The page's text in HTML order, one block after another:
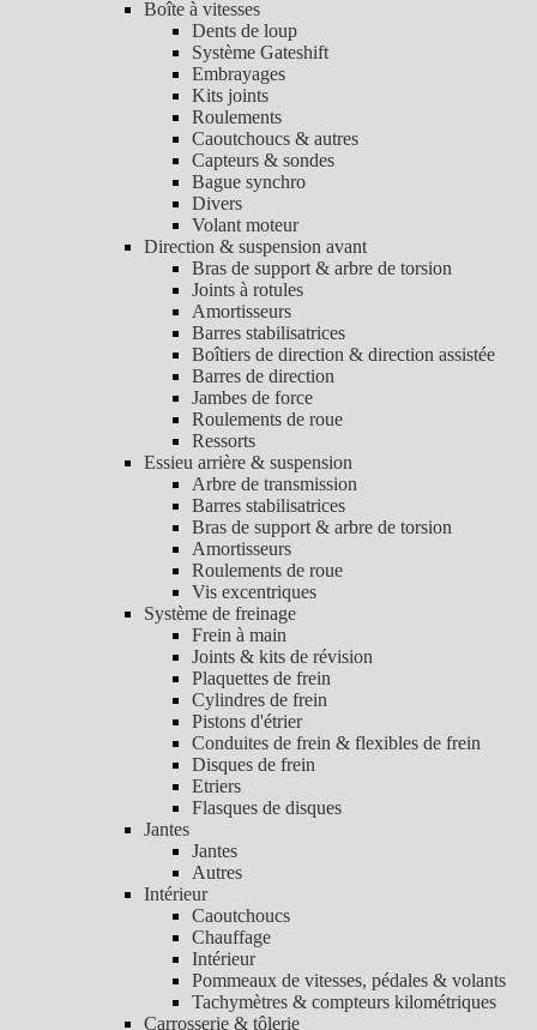
Boîte à vitesses
Dents de loup
Système Gateshift
Embrayages
Kits joints
Roulements
Caoutchoucs & autres
Capteurs & sondes
Bague synchro
Divers
Volant moteur
Direction & suspension avant
Bras de support & arbre de torsion
Joints à rotules
Amortisseurs
Barres stabilisatrices
Boîtiers de direction & direction assistée
Barres de direction
Jambes de force
Roulements de roue
Ressorts
Essieu arrière & suspension
Arbre de transmission
Barres stabilisatrices
Bras de support & arbre de torsion
Amortisseurs
Roulements de roue
Vis excentriques
Système de freinage
Frein à main
Joints & kits de révision
Plaquettes de frein
Cylindres de frein
Pistons d'étrier
Conduites de frein & flexibles de frein
Disques de frein
Etriers
Flasques de disques
Jantes
Jantes
Autres
Intérieur
Caoutchoucs
Chauffage
Intérieur
Pommeaux de vitesses, pédales & volants
Tachymètres & compteurs kilométriques
Carrosserie & tôlerie